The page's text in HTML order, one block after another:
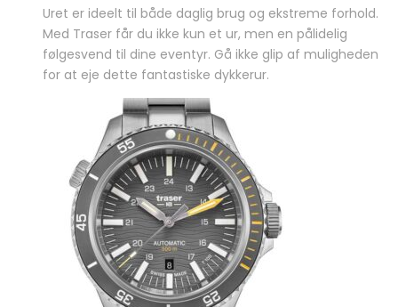
Uret er ideelt til både daglig brug og ekstreme forhold.
Med Traser får du ikke kun et ur, men en pålidelig
følgesvend til dine eventyr. Gå ikke glip af muligheden
for at eje dette fantastiske dykkerur.